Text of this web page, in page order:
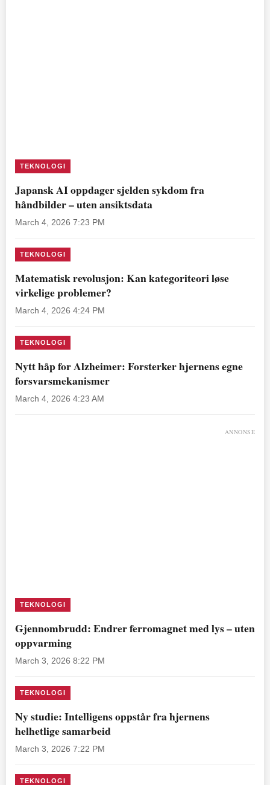
TEKNOLOGI
Japansk AI oppdager sjelden sykdom fra
håndbilder – uten ansiktsdata
March 4, 2026 7:23 PM
TEKNOLOGI
Matematisk revolusjon: Kan kategoriteori løse
virkelige problemer?
March 4, 2026 4:24 PM
TEKNOLOGI
Nytt håp for Alzheimer: Forsterker hjernens egne
forsvarsmekanismer
March 4, 2026 4:23 AM
ANNONSE
TEKNOLOGI
Gjennombrudd: Endrer ferromagnet med lys – uten
oppvarming
March 3, 2026 8:22 PM
TEKNOLOGI
Ny studie: Intelligens oppstår fra hjernens
helhetlige samarbeid
March 3, 2026 7:22 PM
TEKNOLOGI